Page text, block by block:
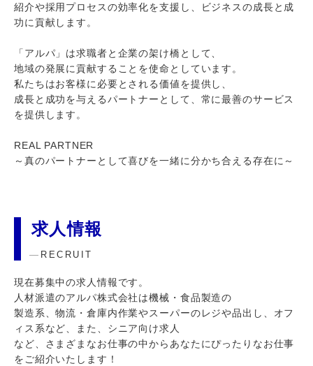
紹介や採用プロセスの効率化を支援し、ビジネスの成長と成
功に貢献します。
「アルパ」は求職者と企業の架け橋として、
地域の発展に貢献することを使命としています。
私たちはお客様に必要とされる価値を提供し、
成長と成功を与えるパートナーとして、常に最善のサービス
を提供します。
REAL PARTNER
～真のパートナーとして喜びを一緒に分かち合える存在に～
求人情報
RECRUIT
現在募集中の求人情報です。
人材派遣のアルパ株式会社は機械・食品製造の
製造系、物流・倉庫内作業やスーパーのレジや品出し、オフ
ィス系など、また、シニア向け求人
など、さまざまなお仕事の中からあなたにぴったりなお仕事
をご紹介いたします！